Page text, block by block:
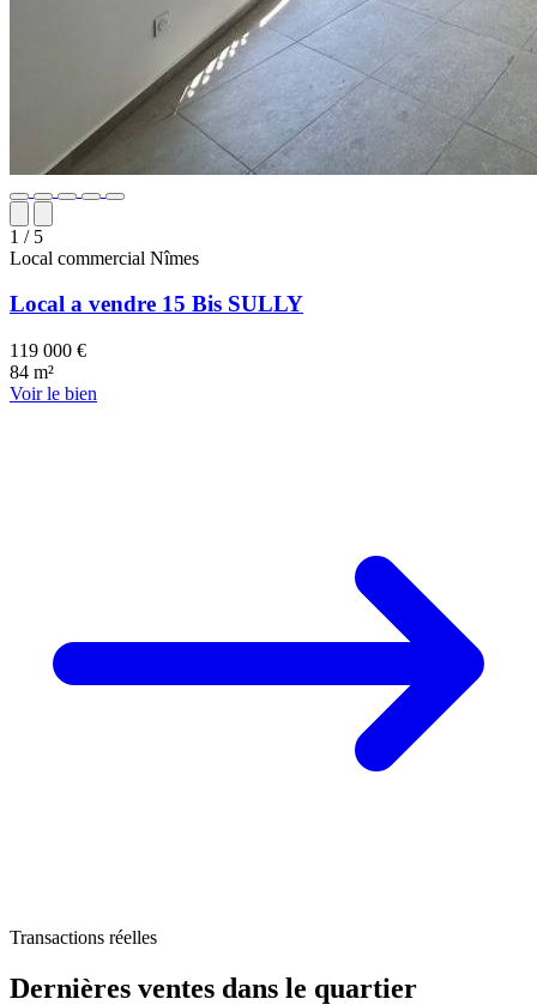
1 / 5
Local commercial Nîmes
Local a vendre 15 Bis SULLY
119 000 €
84 m²
Voir le bien
Transactions réelles
Dernières ventes dans le quartier
123 k€